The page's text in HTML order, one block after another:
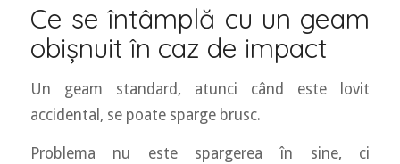
Ce se întâmplă cu un geam
obișnuit în caz de impact
Un geam standard, atunci când este lovit
accidental, se poate sparge brusc.
Problema nu este spargerea în sine, ci